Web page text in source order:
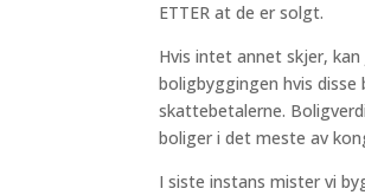
ETTER at de er solgt.
Hvis intet annet skjer,
boligbyggingen hvis
skattebetalerne.
boliger i det meste av
I siste instans mister vi